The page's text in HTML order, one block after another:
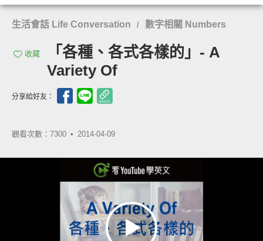
生活會話 Life Conversation / 數字相關 Numbers
收藏
「各種、各式各樣的」- A
Variety Of
分享給好友：
觀看次數：7300 • 2014-04-09